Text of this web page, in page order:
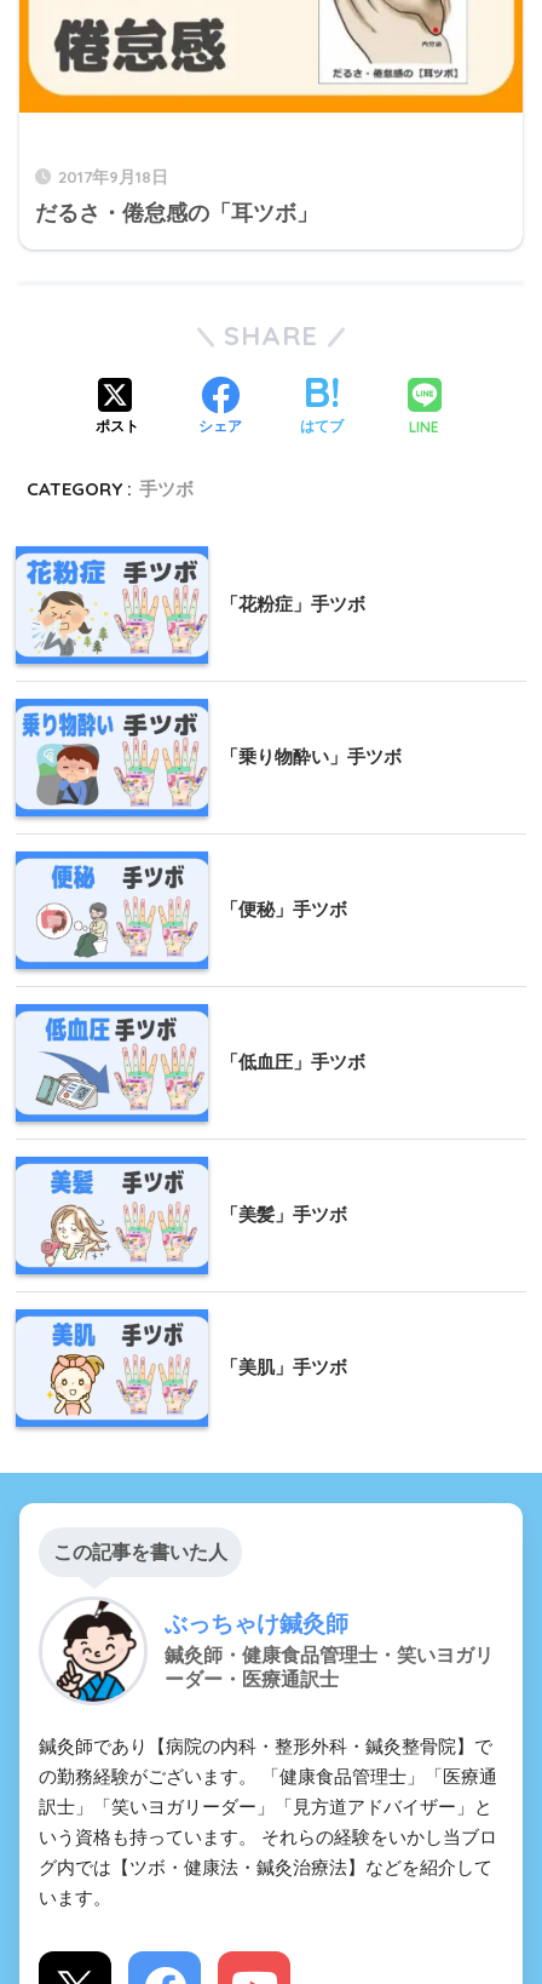
2017年9月18日
だるさ・倦怠感の「耳ツボ」
SHARE
ポスト シェア はてブ LINE
CATEGORY : 手ツボ
「花粉症」手ツボ
「乗り物酔い」手ツボ
「便秘」手ツボ
「低血圧」手ツボ
「美髪」手ツボ
「美肌」手ツボ
この記事を書いた人
ぶっちゃけ鍼灸師
鍼灸師・健康食品管理士・笑いヨガリ
ーダー・医療通訳士
鍼灸師であり【病院の内科・整形外科・鍼灸整骨院】で
の勤務経験がございます。 「健康食品管理士」「医療通
訳士」「笑いヨガリーダー」「見方道アドバイザー」と
いう資格も持っています。 それらの経験をいかし当ブロ
グ内では【ツボ・健康法・鍼灸治療法】などを紹介して
います。